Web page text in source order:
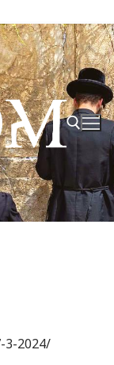
3-2024/